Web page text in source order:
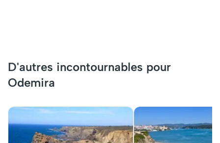
D'autres incontournables pour
Odemira